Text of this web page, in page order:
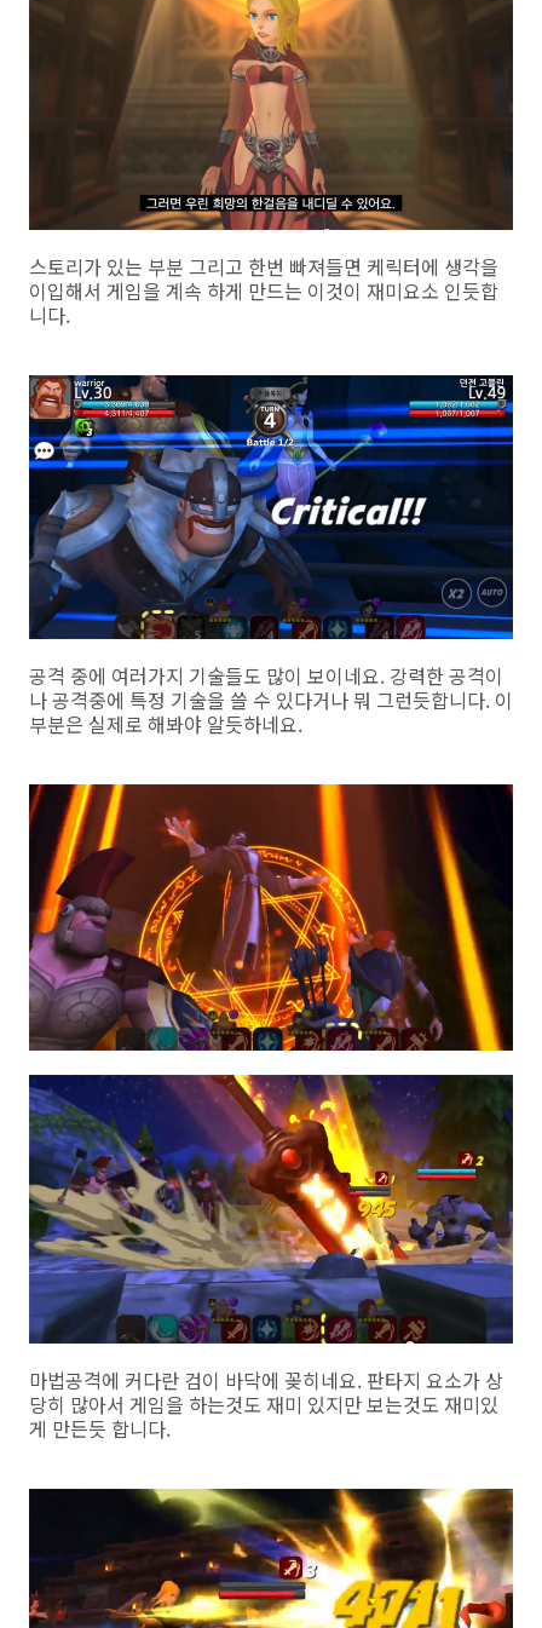
스토리가 있는 부분 그리고 한번 빠져들면 케릭터에 생각을
이입해서 게임을 계속 하게 만드는 이것이 재미요소 인듯합
니다.
공격 중에 여러가지 기술들도 많이 보이네요. 강력한 공격이
나 공격중에 특정 기술을 쓸 수 있다거나 뭐 그런듯합니다. 이
부분은 실제로 해봐야 알듯하네요.
마법공격에 커다란 검이 바닥에 꽂히네요. 판타지 요소가 상
당히 많아서 게임을 하는것도 재미 있지만 보는것도 재미있
게 만든듯 합니다.